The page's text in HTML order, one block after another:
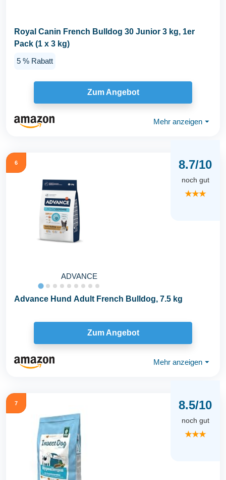
Royal Canin French Bulldog 30 Junior 3 kg, 1er
Pack (1 x 3 kg)
5 % Rabatt
Zum Angebot
Mehr anzeigen ⏷
6
ADVANCE
8.7/10
noch gut
★★★
Advance Hund Adult French Bulldog, 7.5 kg
Zum Angebot
Mehr anzeigen ⏷
7 8.5/10
noch gut
★★★